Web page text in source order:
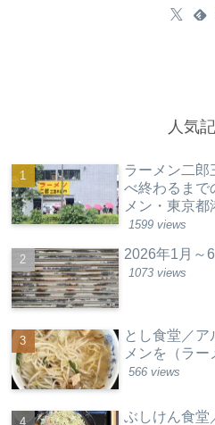
人気
ラーメン二郎
べ終わるまで
メン・東京都
1599 views
2026年1月～
1073 views
とし食堂／
メンを（ラー
566 views
ぶしけん食堂